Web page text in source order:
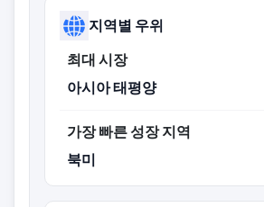
지역별 우위
최대 시장
아시아 태평양
가장 빠른 성장 지역
북미